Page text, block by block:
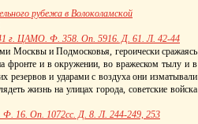
рубежа в Волоколамской
г. ЦАМО. Ф. 358. Оп. 5916. Д. 61. Л. 42-44
Москвы и Подмосковья, героически сражаясь
фронте и в окружении, во вражеском тылу и в
резервов и ударами с воздуха они изматывали
жизнь на улицах города, советские войска
16. Оп. 1072сс. Д. 8. Л. 244-249, 253